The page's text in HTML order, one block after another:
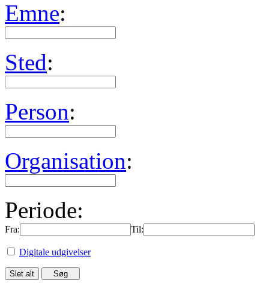
Emne:
Sted:
Person:
Organisation:
Periode:
Fra: Til:
Digitale udgivelser